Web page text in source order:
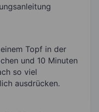
Topf in der
und 10 Minuten
so viel
ausdrücken.